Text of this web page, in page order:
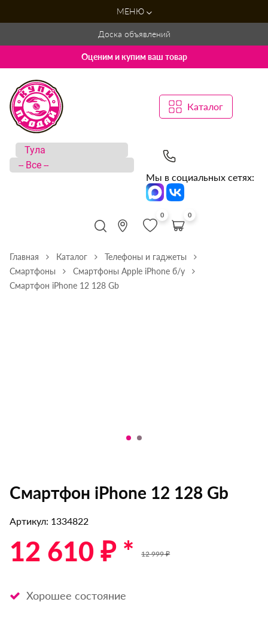
МЕНЮ
Доска объявлений
Оценим и купим ваш товар
Каталог
Мы в социальных сетях:
0 0
Главная Каталог
Телефоны и гаджеты
Смартфоны
Смартфоны Apple iPhone б/у
Смартфон iPhone 12 128 Gb
Смартфон iPhone 12 128 Gb
Артикул: 1334822
12 610 ₽ * 12 999 ₽
Хорошее состояние